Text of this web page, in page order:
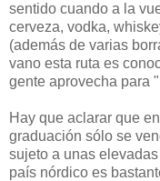
sentido cuando a la
cerveza, vodka,
(además de varias
vano esta ruta es
gente aprovecha para
Hay que aclarar que
graduación sólo se
sujeto a unas
país nórdico es